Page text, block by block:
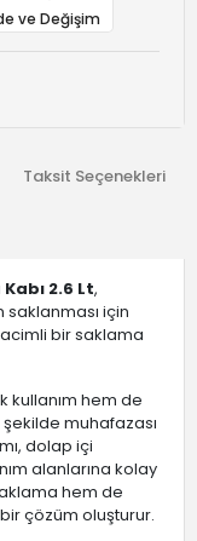
ve Değişim
Taksit Seçenekleri
2.6 Lt,
için
bir saklama
kullanım hem de
muhafazası
dolap içi
alanlarına kolay
hem de
çözüm oluşturur.